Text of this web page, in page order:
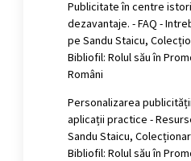
Publicitate în centre
dezavantaje. - FAQ -
pe Sandu Staicu,
Bibliofil: Rolul său în
Români
Personalizarea
aplicații practice -
Sandu Staicu,
Bibliofil: Rolul său în